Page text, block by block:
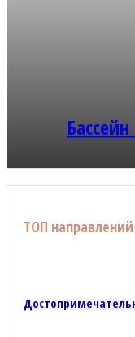
ТОП направлений